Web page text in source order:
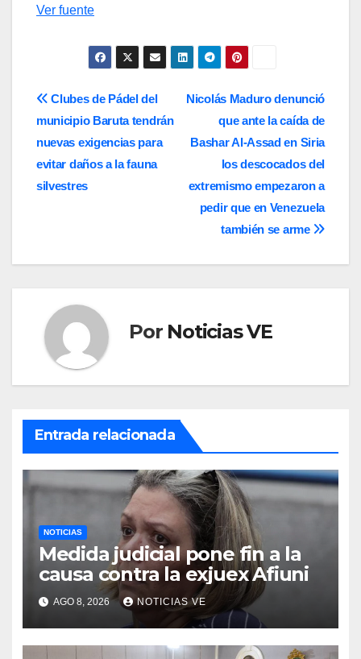
Ver fuente
Navegación
de
entradas
Nicolás Maduro denunció
que ante la caída de
Bashar Al-Assad en Siria
los descocados del
extremismo empezaron a
pedir que en Venezuela
también se arme
Clubes de Pádel del
municipio Baruta tendrán
nuevas exigencias para
evitar daños a la fauna
silvestres
Por Noticias VE
Entrada relacionada
NOTICIAS
Medida judicial pone fin a la
causa contra la exjuex Afiuni
AGO 8, 2026 NOTICIAS VE